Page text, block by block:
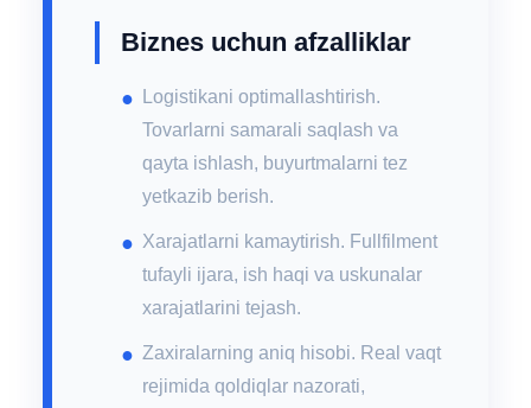
Biznes uchun afzalliklar
Logistikani optimallashtirish.
Tovarlarni samarali saqlash va
qayta ishlash, buyurtmalarni tez
yetkazib berish.
Xarajatlarni kamaytirish. Fullfilment
tufayli ijara, ish haqi va uskunalar
xarajatlarini tejash.
Zaxiralarning aniq hisobi. Real vaqt
rejimida qoldiqlar nazorati,